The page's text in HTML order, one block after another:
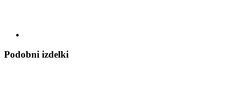
Podobni izdelki